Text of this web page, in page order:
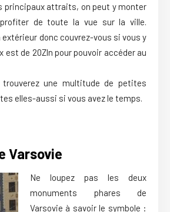
principaux attraits, on peut y monter
de toute la vue sur la ville.
extérieur donc couvrez-vous si vous y
est de 20Zln pour pouvoir accéder au
trouverez une multitude de petites
elles-aussi si vous avez le temps.
Varsovie
Ne loupez pas les deux
monuments phares de
Varsovie à savoir le symbole :